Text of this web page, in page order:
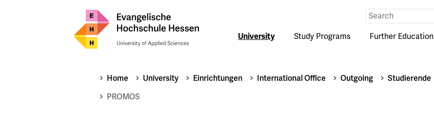
Eingabe
Suche
University Study Programs Further Education
Home University Einrichtungen International Office Outgoing
Studierende
PROMOS